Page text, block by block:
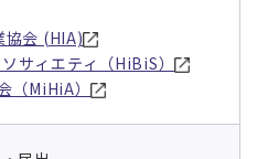
協会 (HIA)
サィエティ（HiBiS）
（MiHiA）